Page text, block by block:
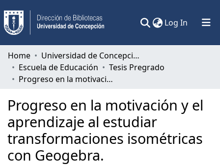
Log In (current)
Communities & Collections
All of DSpace
Home
Universidad de Concepción
Escuela de Educación
Tesis Pregrado
Progreso en la motivación y el aprendizaje al estudiar transformaciones isométricas con Geogebra.
Progreso en la motivación y el
aprendizaje al estudiar
transformaciones isométricas
con Geogebra.